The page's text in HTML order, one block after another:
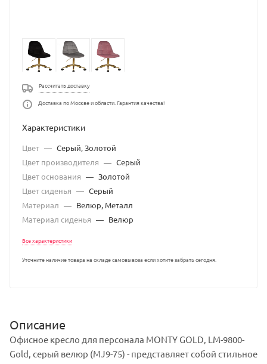
Рассчитать доставку
Доставка по Москве и области. Гарантия качества!
Характеристики
Цвет — Серый, Золотой
Цвет производителя — Серый
Цвет основания — Золотой
Цвет сиденья — Серый
Материал — Велюр, Металл
Материал сиденья — Велюр
Все характеристики
Уточните наличие товара на складе самовывоза если хотите забрать сегодня.
Описание
Офисное кресло для персонала MONTY GOLD, LM-9800-
Gold, серый велюр (MJ9-75) - представляет собой стильное